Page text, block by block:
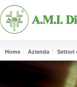
Home Azienda Settori